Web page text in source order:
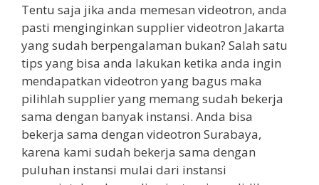
Tentu saja jika anda memesan videotron, anda
pasti menginginkan supplier videotron Jakarta
yang sudah berpengalaman bukan? Salah satu
tips yang bisa anda lakukan ketika anda ingin
mendapatkan videotron yang bagus maka
pilihlah supplier yang memang sudah bekerja
sama dengan banyak instansi. Anda bisa
bekerja sama dengan videotron Surabaya,
karena kami sudah bekerja sama dengan
puluhan instansi mulai dari instansi